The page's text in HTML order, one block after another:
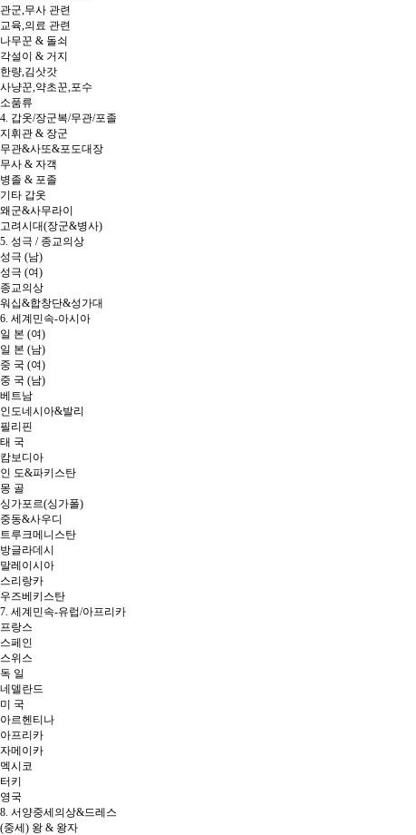
관군,무사 관련
교육,의료 관련
나무꾼 & 돌쇠
각설이 & 거지
한량,김삿갓
사냥꾼,약초꾼,포수
소품류
4. 갑옷/장군복/무관/포졸
지휘관 & 장군
무관&사또&포도대장
무사 & 자객
병졸 & 포졸
기타 갑옷
왜군&사무라이
고려시대(장군&병사)
5. 성극 / 종교의상
성극 (남)
성극 (여)
종교의상
워십&합창단&성가대
6. 세계민속-아시아
일 본 (여)
일 본 (남)
중 국 (여)
중 국 (남)
베트남
인도네시아&발리
필리핀
태 국
캄보디아
인 도&파키스탄
몽 골
싱가포르(싱가폴)
중동&사우디
트루크메니스탄
방글라데시
말레이시아
스리랑카
우즈베키스탄
7. 세계민속-유럽/아프리카
프랑스
스페인
스위스
독 일
네델란드
미 국
아르헨티나
아프리카
자메이카
멕시코
터키
영국
8. 서양중세의상&드레스
(중세) 왕 & 왕자